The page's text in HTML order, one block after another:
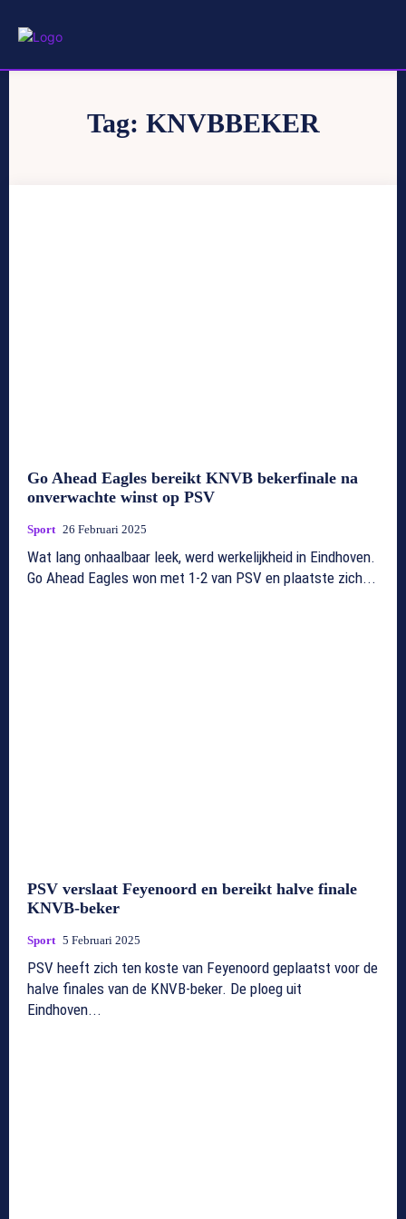
Tag: KNVBBEKER
Go Ahead Eagles bereikt KNVB bekerfinale na
onverwachte winst op PSV
Sport 26 Februari 2025
Wat lang onhaalbaar leek, werd werkelijkheid in Eindhoven.
Go Ahead Eagles won met 1-2 van PSV en plaatste zich...
PSV verslaat Feyenoord en bereikt halve finale
KNVB-beker
Sport 5 Februari 2025
PSV heeft zich ten koste van Feyenoord geplaatst voor de
halve finales van de KNVB-beker. De ploeg uit
Eindhoven...